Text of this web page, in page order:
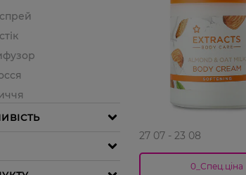
27 07 - 23 08
0_Спец.ціна